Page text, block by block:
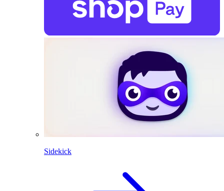
Sidekick